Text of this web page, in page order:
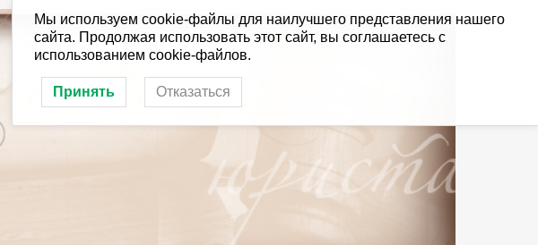
Мы используем cookie-файлы для наилучшего представления нашего
сайта. Продолжая использовать этот сайт, вы соглашаетесь с
использованием cookie-файлов.
Принять Отказаться